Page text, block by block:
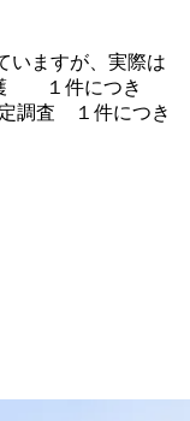
いますが、実際は
護 １件につき
調査 １件につき